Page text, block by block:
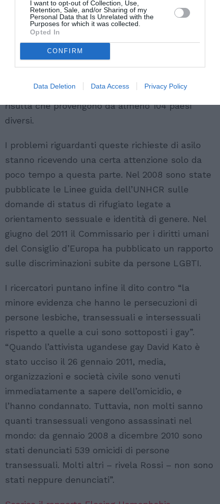
I want to opt-out of Collection, Use,
Retention, Sale, and/or Sharing of my
Personal Data that Is Unrelated with the
Purposes for which it was collected.
Opted In
CONFIRM
Data Deletion Data Access Privacy Policy
mondo, non sono sufficienti a garantire l’asilo.
Visto che le statistiche sono inaffidabili, è
impossibile dire quanti sono e da dove
provengano i richiedenti LGBTI. Tuttavia, sulla
interpellati per la ricerca Fleeing Homophobia,
risulta che provengono da almeno 104 paesi
diversi.
I problemi riguardanti queste richieste di asilo
stanno ricevendo una certa attenzione solo da
poco tempo a questa parte. Nel 2008 sono state
pubblicate le Linee guida dell’UNHCR sulle
domande di status di rifugiato legate a
orientamento sessuale e identità di genere. Nel
giugno del 2011 il Commissario per i diritti umani
del Consiglio d’Europa ha pubblicato un rapporto
sulle discriminazioni subite da persone LGBTI.
I ricercatori puntano infine il dito contro “la
minore evidenza che hanno le persecuzioni di
persone lesbiche, transessuali e intersessuali
rispetto a quelle a cui sono sottoposti i gay”.
“Quando l’attivista ugandese gay David Kato è
stato ucciso il 26 gennaio 2011, media,
organizzazioni e società civile sono venuti
immediatamente a sapere dell’omicidio, e
l’hanno condannato. Tuttavia, non molti sanno
quanti transessuali vengono assassinati nel
mondo: da gennaio 2008 a dicembre 2010 sono
stati denunciati 539 omicidi di persone
transessuali. Molti altri – rivela Rossi – non sono
stati neppure denunciati”.